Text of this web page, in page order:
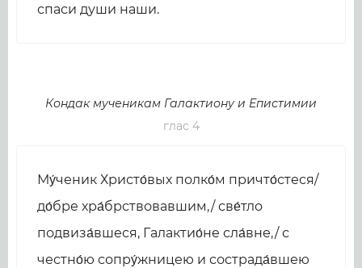
спаси души наши.
Кондак мученикам Галактиону и Епистимии
глас 4
Му́ченик Христо́вых полко́м причто́стеся/
до́бре хра́брствовавшим,/ све́тло
подвиза́вшеся, Галактио́не сла́вне,/ с
честно́ю сопру́жницею и сострада́вшею